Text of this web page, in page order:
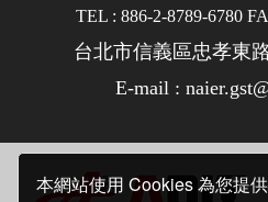
本網站使用 Cookies 為您提
TEL : 886-2-8789-6780
台北市信義區忠孝東
E-mail :